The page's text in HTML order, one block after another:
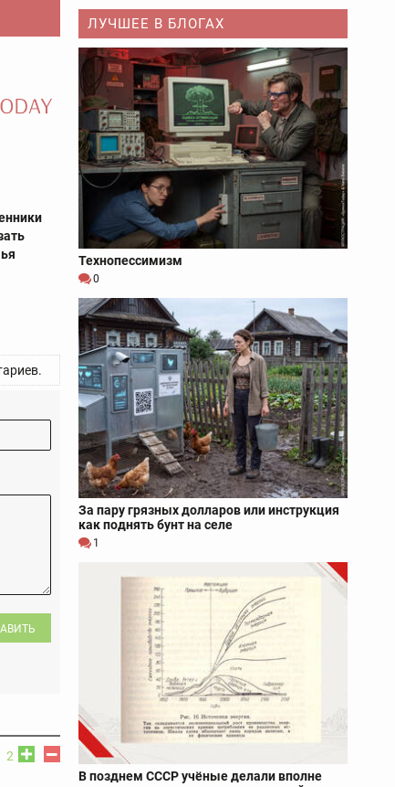
2
ЛУЧШЕЕ В БЛОГАХ
Технопессимизм
0
За пару грязных долларов или инструкция
как поднять бунт на селе
1
В позднем СССР учёные делали вполне